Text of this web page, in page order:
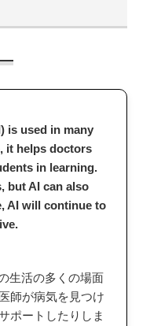
is used in many
it helps doctors
in learning.
but AI can also
AI will continue to
生活の多くの場面
師が病気を見つけ
ポートしたりしま